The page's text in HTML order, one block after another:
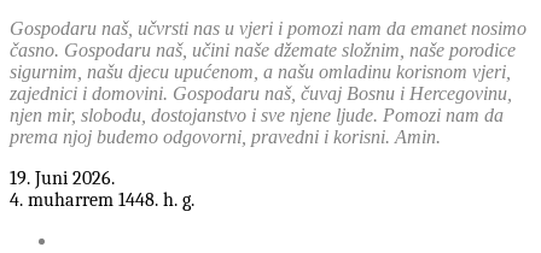
Gospodaru naš, učvrsti nas u vjeri i pomozi nam da emanet nosimo
časno. Gospodaru naš, učini naše džemate složnim, naše porodice
sigurnim, našu djecu upućenom, a našu omladinu korisnom vjeri,
zajednici i domovini. Gospodaru naš, čuvaj Bosnu i Hercegovinu,
njen mir, slobodu, dostojanstvo i sve njene ljude. Pomozi nam da
prema njoj budemo odgovorni, pravedni i korisni. Amin.
19. Juni 2026.
4. muharrem 1448. h. g.